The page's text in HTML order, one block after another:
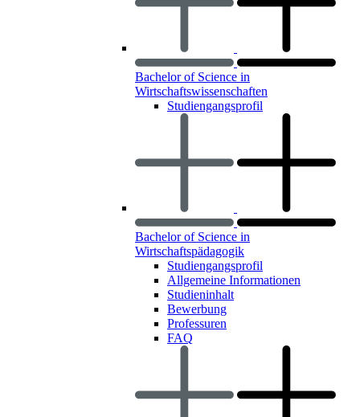
Bachelor of Science in
Wirtschaftswissenschaften
Studiengangsprofil
Bachelor of Science in
Wirtschaftspädagogik
Studiengangsprofil
Allgemeine Informationen
Studieninhalt
Bewerbung
Professuren
FAQ